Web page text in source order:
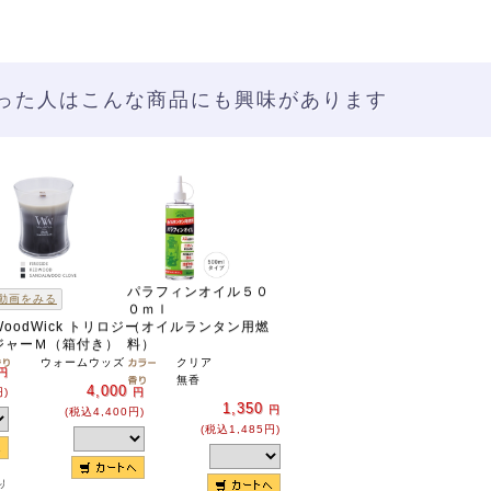
た人はこんな商品にも興味があります
)
画をみる
トリロジー
ャーＭ（箱付き）
ウォームウッズ
4,000 円
(税込4,400円)
パラフィンオイル５０
０ｍｌ
（オイルランタン用燃
料）
クリア
無香
1,350 円
(税込1,485円)